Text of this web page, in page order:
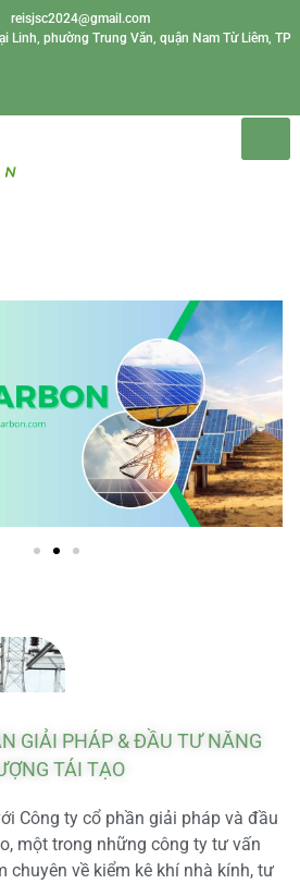
reisjsc2024@gmail.com
Linh, phường Trung Văn, quận Nam Từ Liêm, TP
GIẢI PHÁP & ĐẦU TƯ NĂNG
TÁI TẠO
Công ty cổ phần giải pháp và đầu
một trong những công ty tư vấn
chuyên về kiểm kê khí nhà kính, tư